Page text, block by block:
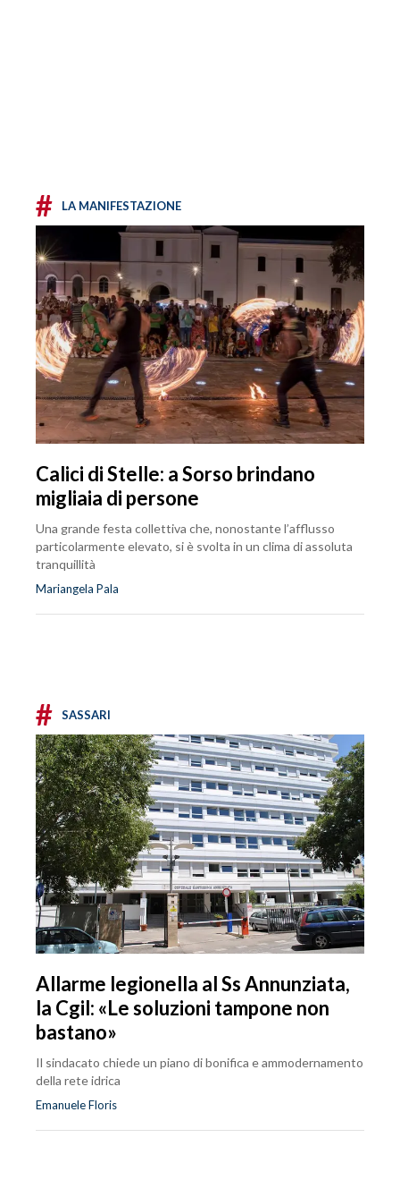
# LA MANIFESTAZIONE
Calici di Stelle: a Sorso brindano
migliaia di persone
Una grande festa collettiva che, nonostante l’afflusso
particolarmente elevato, si è svolta in un clima di assoluta
tranquillità
Mariangela Pala
# SASSARI
Allarme legionella al Ss Annunziata,
la Cgil: «Le soluzioni tampone non
bastano»
Il sindacato chiede un piano di bonifica e ammodernamento
della rete idrica
Emanuele Floris